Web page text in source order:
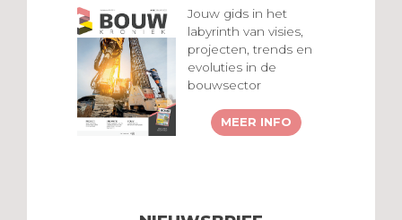
Jouw gids in het
labyrinth van visies,
projecten, trends en
evoluties in de
bouwsector
MEER INFO